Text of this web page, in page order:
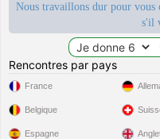
Nous travaillons dur pour
s'il
Rencontres par pays
France
Belgique
Espagne